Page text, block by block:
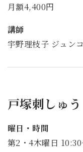
月額4,400円
講師
宇野理枝子 ジュン
戸塚刺しゅう
曜日・時間
第2・4木曜日